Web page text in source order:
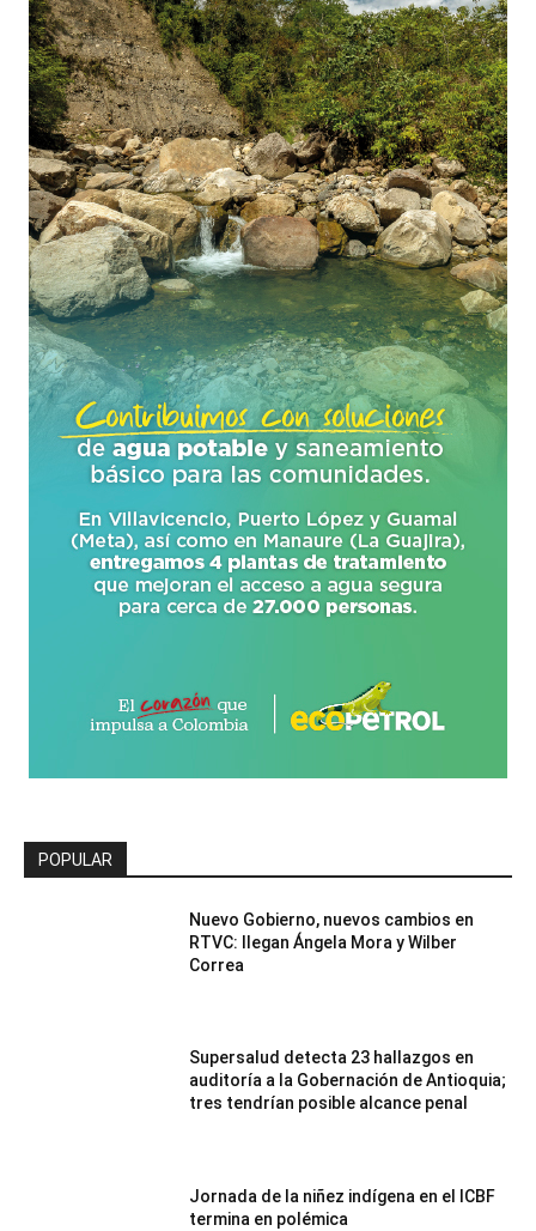
POPULAR
Nuevo Gobierno, nuevos cambios en
RTVC: llegan Ángela Mora y Wilber
Correa
Supersalud detecta 23 hallazgos en
auditoría a la Gobernación de Antioquia;
tres tendrían posible alcance penal
Jornada de la niñez indígena en el ICBF
termina en polémica